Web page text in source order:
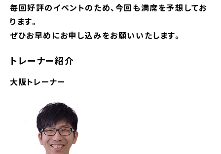
毎回好評のイベントのため、今回も満席を予想してお
ります。
ぜひお早めにお申し込みをお願いいたします。
トレーナー紹介
大阪トレーナー